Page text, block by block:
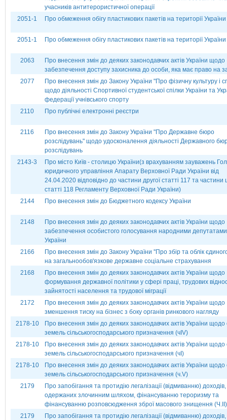
учасників антитерористичної операції
2051-1
Про обмеження обігу пластикових пакетів на території України
2051-1 Про обмеження обігу пластикових пакетів на території України
2063
Про внесення змін до деяких законодавчих актів України щодо
забезпечення доступу захисника до особи, яка має право на
2077
Про внесення змін до Закону України "Про фізичну культуру і
щодо діяльності Спортивної студентської спілки України та
федерації учнівського спорту
2110
Про публічні електронні реєстри
2116
Про внесення змін до Закону України "Про Державне бюро
розслідувань" щодо удосконалення діяльності Державного
розслідувань
2143-3
Про місто Київ - столицю України(з врахуванням зауважень
юридичного управління Апарату Верховної Ради України від
24.04.2020 відповідно до частини другої статті 117 та частини
статті 118 Регламенту Верховної Ради України)
2144
Про внесення змін до Бюджетного кодексу України
2148
Про внесення змін до деяких законодавчих актів України щодо
забезпечення особистого голосування народними депутатами
України
2166
Про внесення змін до Закону України ''Про збір та облік
на загальнообов'язкове державне соціальне страхування
2168
Про внесення змін до деяких законодавчих актів України щодо
формування державної політики у сфері праці, трудових
зайнятості населення та трудової міграції
2172
Про внесення змін до деяких законодавчих актів України щодо
зменшення тиску на бізнес з боку органів ринкового нагляду
2178-10
Про внесення змін до деяких законодавчих актів України щодо
земель сільськогосподарського призначення (чІV)
2178-10
Про внесення змін до деяких законодавчих актів України щодо
земель сільськогосподарського призначення (чІ)
2178-10
Про внесення змін до деяких законодавчих актів України щодо
земель сільськогосподарського призначення (ч.V)
2179
Про запобігання та протидію легалізації (відмиванню) доходів,
одержаних злочинним шляхом, фінансуванню тероризму та
фінансуванню розповсюдження зброї масового знищення (Ч.ІІ)
2179
Про запобігання та протидію легалізації (відмиванню) доходів,